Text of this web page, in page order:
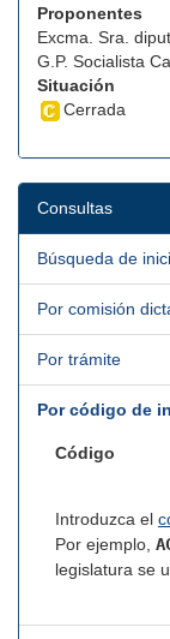
Proponentes
Excma. Sra.
G.P. Socialista
Situación
Cerrada
Consultas
Búsqueda de
Por comisión
Por trámite
Por código de
Código
Introduzca el
Por ejemplo,
legislatura se